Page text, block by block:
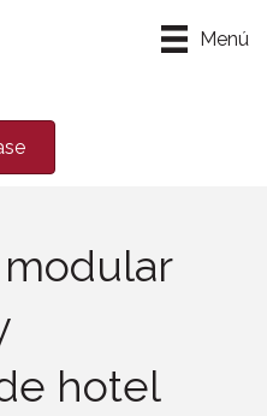
Menú
hotel